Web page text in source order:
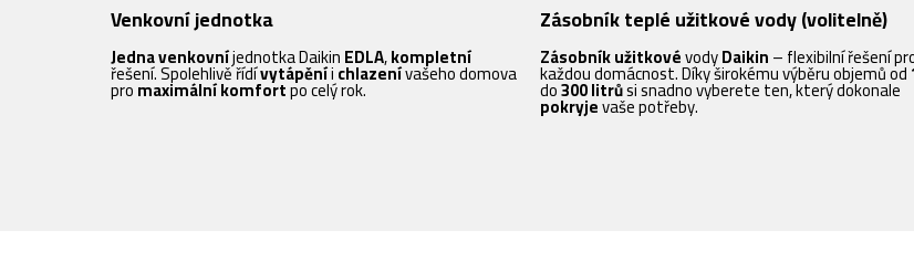
Venkovní jednotka
Jedna venkovníjednotka DaikinEDLA,kompletní
řešení. Spolehlivě řídívytápěníichlazenívašeho domova
promaximální komfortpo celý rok.
Zásobník teplé užitkové vody (volitelně)
Zásobník užitkovévodyDaikin– flexibilní řešení
každou domácnost. Díky širokému výběru objemů od
do300litrůsi snadno vyberete ten, který dokonale
pokryjevaše potřeby.